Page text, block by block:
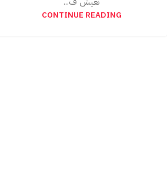
CONTINUE READING